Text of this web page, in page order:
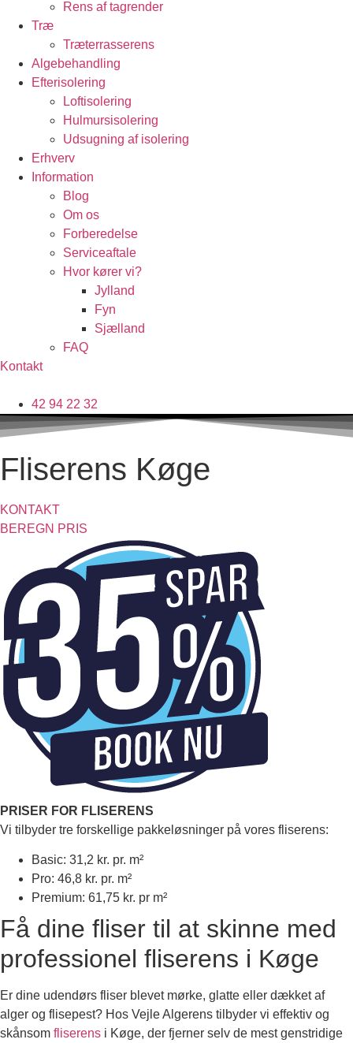
Rens af tagrender
Træ
Træterrasserens
Algebehandling
Efterisolering
Loftisolering
Hulmursisolering
Udsugning af isolering
Erhverv
Information
Blog
Om os
Forberedelse
Serviceaftale
Hvor kører vi?
Jylland
Fyn
Sjælland
FAQ
Kontakt
42 94 22 32
Fliserens Køge
KONTAKT
BEREGN PRIS
PRISER FOR FLISERENS
Vi tilbyder tre forskellige pakkeløsninger på vores fliserens:
Basic: 31,2 kr. pr. m²
Pro: 46,8 kr. pr. m²
Premium: 61,75 kr. pr m²
Få dine fliser til at skinne med
professionel fliserens i Køge
Er dine udendørs fliser blevet mørke, glatte eller dækket af
alger og flisepest? Hos Vejle Algerens tilbyder vi effektiv og
skånsom fliserens i Køge, der fjerner selv de mest genstridige